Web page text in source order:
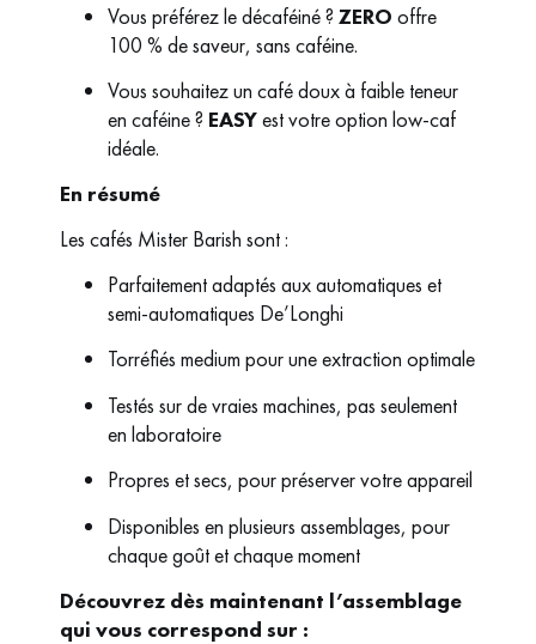
Vous préférez le décaféiné ?ZERO offre
100 % de saveur, sans caféine.
Vous souhaitez un café doux à faible teneur
en caféine ? EASYest votre option low-caf
idéale.
En résumé
Les cafés Mister Barish sont :
Parfaitement adaptés aux automatiques et
semi-automatiques De’Longhi
Torréfiés medium pour une extraction optimale
Testés sur de vraies machines, pas seulement
en laboratoire
Propres et secs, pour préserver votre appareil
Disponibles en plusieurs assemblages, pour
chaque goût et chaque moment
Découvrez dès maintenant l’assemblage
qui vous correspond sur :